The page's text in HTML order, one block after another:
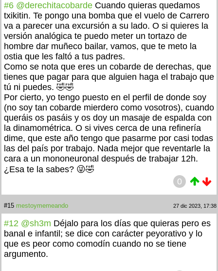
#6 @derechitacobarde Cuando quieras quedamos
txikitin. Te pongo una bomba que el vuelo de Carrero
va a parecer una excursión a su lado. O si quieres la
versión analógica te puedo meter un tortazo de
hombre dar muñeco bailar, vamos, que te meto la
ostia que les faltó a tus padres.
Como se nota que eres un cobarde de derechas, que
tienes que pagar para que alguien haga el trabajo que
tú ni puedes. 🤣🤣
Por cierto, yo tengo puesto en el perfil de donde soy
(no soy tan cobarde mierdero como vosotros), cuando
queráis os pasáis y os doy un masaje de espalda con
la dinamométrica. O si vives cerca de una refinería
dime, que este año tengo que pasarme por casi todas
las del país por trabajo. Nada mejor que reventarle la
cara a un mononeuronal después de trabajar 12h.
¿Esa te la sabes? 😜🤣
0
#15 mestoymemeando 27 dic 2023, 17:38
#12 @sh3m Déjalo para los días que quieras pero es
banal e infantil; se dice con carácter peyorativo y lo
que es peor como comodín cuando no se tiene
argumento.